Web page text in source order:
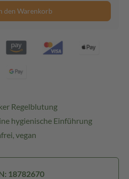
den Warenkorb
Regelblutung
hygienische Einführung
vegan
18782670